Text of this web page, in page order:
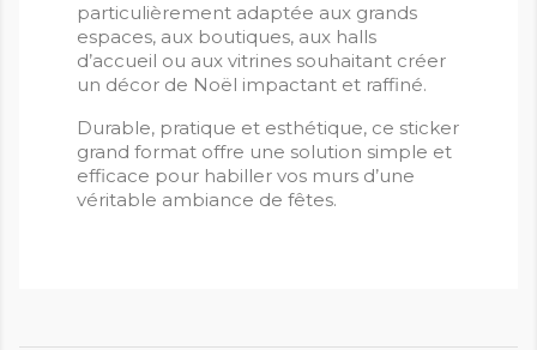
particulièrement adaptée aux grands
espaces, aux boutiques, aux halls
d’accueil ou aux vitrines souhaitant créer
un décor de Noël impactant et raffiné.
Durable, pratique et esthétique, ce sticker
grand format offre une solution simple et
efficace pour habiller vos murs d’une
véritable ambiance de fêtes.